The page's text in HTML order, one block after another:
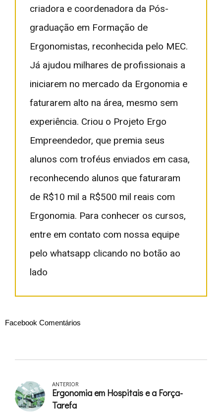
criadora e coordenadora da Pós-
graduação em Formação de
Ergonomistas, reconhecida pelo MEC.
Já ajudou milhares de profissionais a
iniciarem no mercado da Ergonomia e
faturarem alto na área, mesmo sem
experiência. Criou o Projeto Ergo
Empreendedor, que premia seus
alunos com troféus enviados em casa,
reconhecendo alunos que faturaram
de R$10 mil a R$500 mil reais com
Ergonomia. Para conhecer os cursos,
entre em contato com nossa equipe
pelo whatsapp clicando no botão ao
lado
Facebook Comentários
ANTERIOR
Ergonomia em Hospitais e a Força-
Tarefa